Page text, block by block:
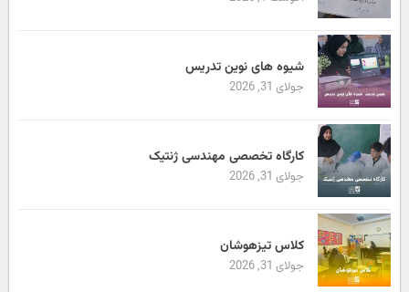
شیوه های نوین تدریس
جولای 31, 2026
کارگاه تخصصی مهندسی ژنتیک
جولای 31, 2026
کلاس تیزهوشان
جولای 31, 2026